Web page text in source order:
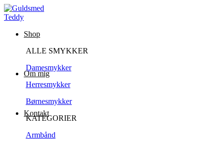
Shop
ALLE SMYKKER
Damesmykker
Herresmykker
Børnesmykker
KATEGORIER
Armbånd
Om mig
Kontakt